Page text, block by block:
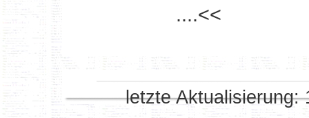
....<<
letzte Aktualisierung: